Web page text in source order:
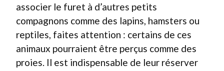
associer le furet à d’autres petits
compagnons comme des lapins, hamsters ou
reptiles, faites attention : certains de ces
animaux pourraient être perçus comme des
proies. Il est indispensable de leur réserver